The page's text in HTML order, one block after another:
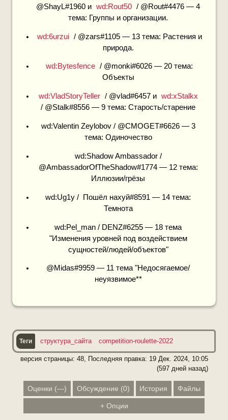
@ShayL#1960 и wd:Rout50 / @Rout#4476 — 4
тема: Группы и организации.
wd:6urzui / @zars#1105 — 13 тема: Растения и
природа.
wd:Bytesfence / @monki#6026 — 20 тема:
Объекты
wd:VladStoryTeller / @vlad#6457 и wd:xStalkx
/ @Stalk#8556 — 9 тема: Старость/старение
wd:Valentin Zeylobov / @CMOGET#6626 — 3
тема: Одиночество
wd:Shadow Ambassador /
@AmbassadorOfTheShadow#1774 — 12 тема:
Иллюзии/грёзы
wd:Ug1y / Пошёл нахуй#8591 — 14 тема:
Темнота
wd:Pel_man / DENZ#6255 — 18 тема
"Изменения уровней под воздействием
сущностей/людей/объектов"
@Midas#9959 — 11 тема "Недосягаемое/
неуязвимое**
структура_сайта competition-roulette-2022
версия страницы: 48, Последняя правка: 19 Дек. 2024, 10:05
(597 дней назад)
Оценки (—) Обсуждение (0) История Файлы
+ Опции